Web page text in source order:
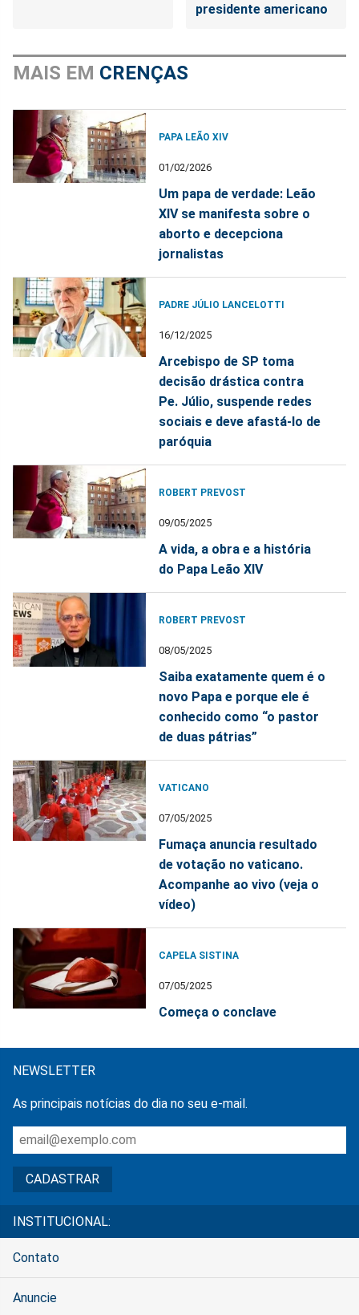
presidente americano
MAIS EM CRENÇAS
PAPA LEÃO XIV
01/02/2026
Um papa de verdade: Leão
XIV se manifesta sobre o
aborto e decepciona
jornalistas
PADRE JÚLIO LANCELOTTI
16/12/2025
Arcebispo de SP toma
decisão drástica contra
Pe. Júlio, suspende redes
sociais e deve afastá-lo de
paróquia
ROBERT PREVOST
09/05/2025
A vida, a obra e a história
do Papa Leão XIV
ROBERT PREVOST
08/05/2025
Saiba exatamente quem é o
novo Papa e porque ele é
conhecido como “o pastor
de duas pátrias”
VATICANO
07/05/2025
Fumaça anuncia resultado
de votação no vaticano.
Acompanhe ao vivo (veja o
vídeo)
CAPELA SISTINA
07/05/2025
Começa o conclave
NEWSLETTER
As principais notícias do dia no seu e-mail.
INSTITUCIONAL:
Contato
Anuncie